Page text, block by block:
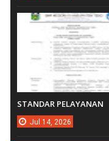
STANDAR PELAYANAN
Jul 14, 2026